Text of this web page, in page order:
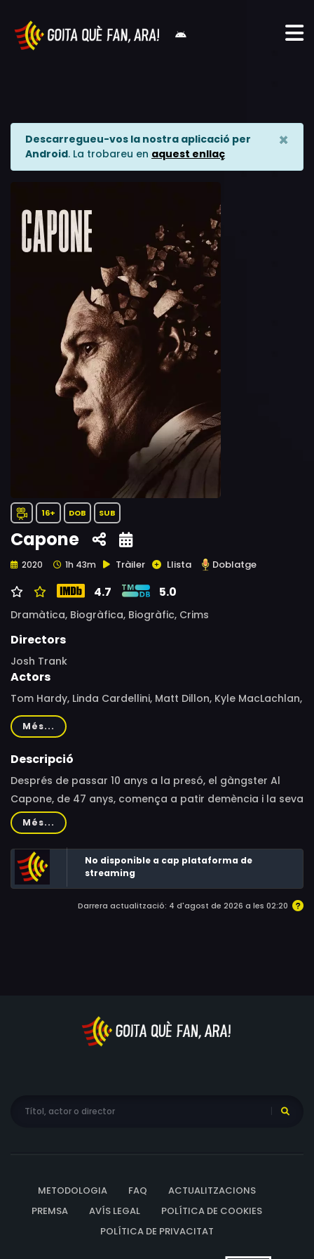
Descarregueu-vos la nostra aplicació per
Android. La trobareu en aquest enllaç
×
16+ DOB SUB
Capone
2020 1h 43m Tràiler Llista Doblatge
4.7 5.0
Dramàtica, Biogràfica, Biogràfic, Crims
Directors
Josh Trank
Actors
Tom Hardy, Linda Cardellini, Matt Dillon, Kyle MacLachlan,
Kathrine Narducci, Jack Lowden, Noel Fisher, Tilda Del
Toro, Al Sapienza, Mason Guccione, Jhemma Ziegler,
Rose Bianco, Wayne Pére, Gino Cafarelli, Manuel Fajardo,
Wachs, Josh Trank, Neal Brennan, Jason Edwards,
Caiden Acurio, Mason Rozas, Emma Kathryn Coleman,
Tara Foy, Reed Luckett Wiley, Troy Warren Anderson,
Andreanna L. Jenson, Cameron Stout, Jesse Mattson
Més...
Descripció
Després de passar 10 anys a la presó, el gàngster Al
Capone, de 47 anys, comença a patir demència i la seva
ment comença a ser assetjada pels records del seu
violent passat.
Més...
No disponible a cap plataforma de
streaming
Darrera actualització: 4 d'agost de 2026 a les 02:20
METODOLOGIA FAQ
ACTUALITZACIONS
PREMSA
AVÍS LEGAL
POLÍTICA DE COOKIES
POLÍTICA DE PRIVACITAT